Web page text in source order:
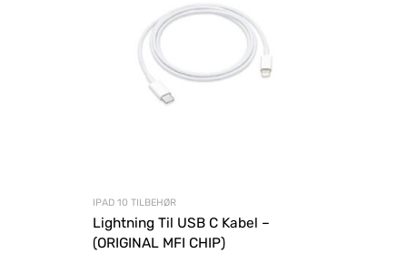
IPAD 10 TILBEHØR
Lightning Til USB C Kabel –
(ORIGINAL MFI CHIP)